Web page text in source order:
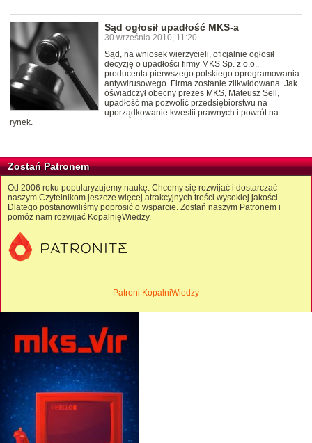
Sąd ogłosił upadłość MKS-a
30 września 2010, 11:20
Sąd, na wniosek wierzycieli, oficjalnie ogłosił
decyzję o upadłości firmy MKS Sp. z o.o.,
producenta pierwszego polskiego oprogramowania
antywirusowego. Firma zostanie zlikwidowana. Jak
oświadczył obecny prezes MKS, Mateusz Sell,
upadłość ma pozwolić przedsiębiorstwu na
uporządkowanie kwestii prawnych i powrót na
rynek.
Zostań Patronem
Od 2006 roku popularyzujemy naukę. Chcemy się rozwijać i dostarczać
naszym Czytelnikom jeszcze więcej atrakcyjnych treści wysokiej jakości.
Dlatego postanowiliśmy poprosić o wsparcie. Zostań naszym Patronem i
pomóż nam rozwijać KopalnięWiedzy.
Patroni KopalniWiedzy